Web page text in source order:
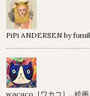
PiPi ANDERSEN by
wacaco［ワカコ］…絵画